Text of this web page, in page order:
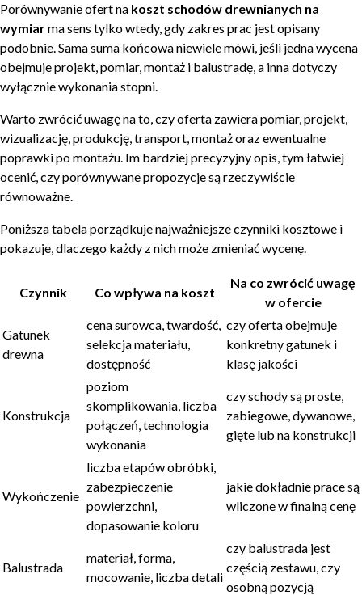
Porównywanie ofert na koszt schodów drewnianych na
wymiarma sens tylko wtedy, gdy zakres prac jest opisany
podobnie. Sama suma końcowa niewiele mówi, jeśli jedna wycena
obejmuje projekt, pomiar, montaż i balustradę, a inna dotyczy
wyłącznie wykonania stopni.
Warto zwrócić uwagę na to, czy oferta zawiera pomiar, projekt,
wizualizację, produkcję, transport, montaż oraz ewentualne
poprawki po montażu. Im bardziej precyzyjny opis, tym łatwiej
ocenić, czy porównywane propozycje są rzeczywiście
równoważne.
Poniższa tabela porządkuje najważniejsze czynniki kosztowe i
pokazuje, dlaczego każdy z nich może zmieniać wycenę.
Czynnik Co wpływa na koszt
Na co zwrócić uwagę
w ofercie
Gatunek
drewna
cena surowca, twardość,
selekcja materiału,
dostępność
czy oferta obejmuje
konkretny gatunek i
klasę jakości
Konstrukcja
poziom
skomplikowania, liczba
połączeń, technologia
wykonania
czy schody są proste,
zabiegowe, dywanowe,
gięte lub na konstrukcji
Wykończenie
liczba etapów obróbki,
zabezpieczenie
powierzchni,
dopasowanie koloru
jakie dokładnie prace są
wliczone w finalną cenę
Balustrada
materiał, forma,
mocowanie, liczba detali
czy balustrada jest
częścią zestawu, czy
osobną pozycją